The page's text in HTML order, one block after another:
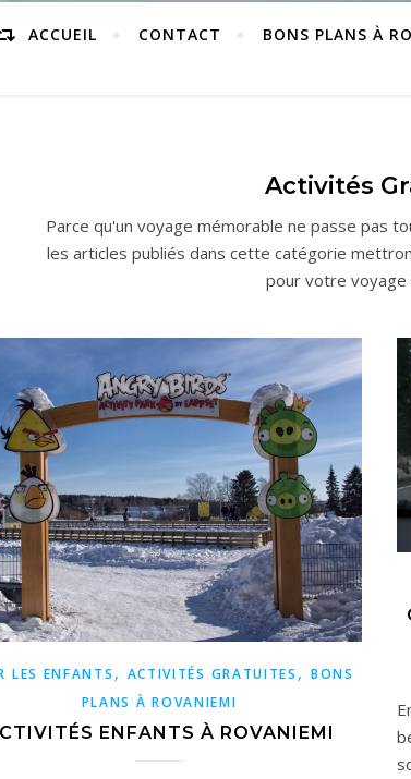
ACCUEIL CONTACT BONS PLANS À
Activités
Parce qu'un voyage mémorable ne passe pas
les articles publiés dans cette catégorie
pour votre voyage
LES ENFANTS , ACTIVITÉS GRATUITES , BONS
PLANS À ROVANIEMI
ENFANTS À ROVANIEMI